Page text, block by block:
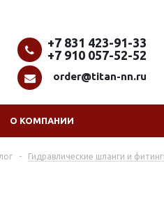
+7 831 423-91-33
+7 910 057-52-52
order@titan-nn.ru
О КОМПАНИИ
- Гидравлические шланги и